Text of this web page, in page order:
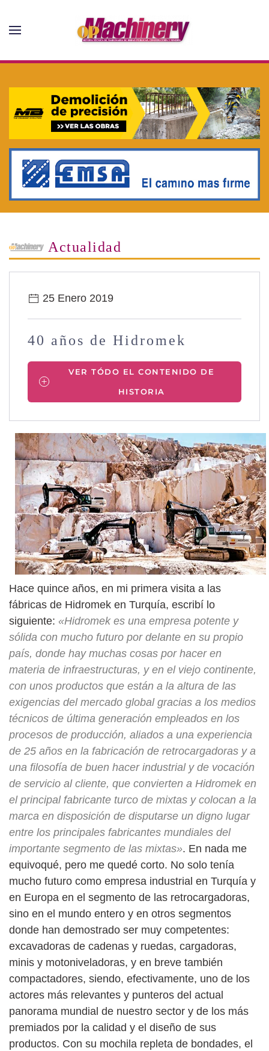
Skip to main content
Actualidad
25 Enero 2019
40 años de Hidromek
VER TÓDO EL CONTENIDO DE
HISTORIA
Hace quince años, en mi primera visita a las
fábricas de Hidromek en Turquía, escribí lo
siguiente: «Hidromek es una empresa potente y
sólida con mucho futuro por delante en su propio
país, donde hay muchas cosas por hacer en
materia de infraestructuras, y en el viejo continente,
con unos productos que están a la altura de las
exigencias del mercado global gracias a los medios
técnicos de última generación empleados en los
procesos de producción, aliados a una experiencia
de 25 años en la fabricación de retrocargadoras y a
una filosofía de buen hacer industrial y de vocación
de servicio al cliente, que convierten a Hidromek en
el principal fabricante turco de mixtas y colocan a la
marca en disposición de disputarse un digno lugar
entre los principales fabricantes mundiales del
importante segmento de las mixtas». En nada me
equivoqué, pero me quedé corto. No solo tenía
mucho futuro como empresa industrial en Turquía y
en Europa en el segmento de las retrocargadoras,
sino en el mundo entero y en otros segmentos
donde han demostrado ser muy competentes:
excavadoras de cadenas y ruedas, cargadoras,
minis y motoniveladoras, y en breve también
compactadores, siendo, efectivamente, uno de los
actores más relevantes y punteros del actual
panorama mundial de nuestro sector y de los más
premiados por la calidad y el diseño de sus
productos. Con su mochila repleta de bondades, el